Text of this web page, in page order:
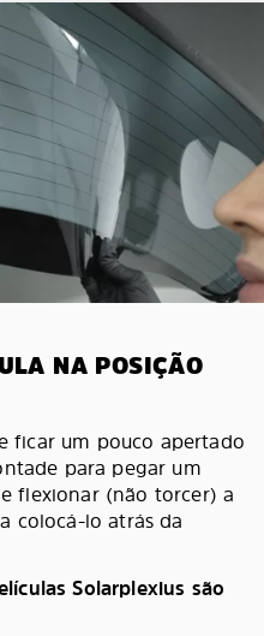
NA POSIÇÃO
ficar um pouco apertado
para pegar um
flexionar (não torcer) a
colocá-lo atrás da
Solarplexius são